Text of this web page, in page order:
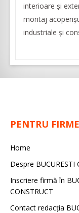
interioare și
montaj
industriale și
PENTRU
Home
Despre BUCURESTI
Inscriere firmă în
CONSTRUCT
Contact redacţia